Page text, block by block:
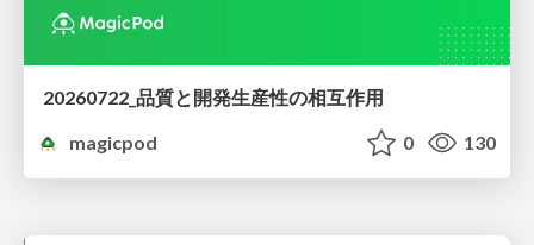
20260722_品質と開発生産性の相互作用
magicpod
0 130